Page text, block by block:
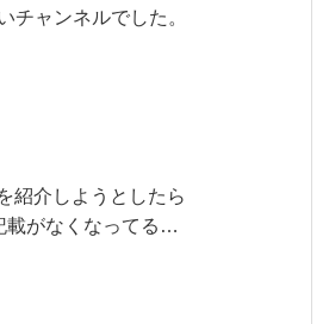
チャンネルでした。
紹介しようとしたら
載がなくなってる…